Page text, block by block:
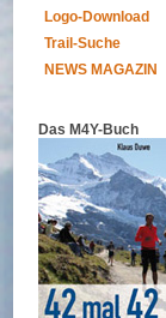
Logo-Download
Trail-Suche
NEWS MAGAZIN
Das M4Y-Buch